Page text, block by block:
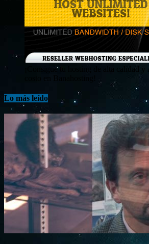
¡Consigue tu hosting de alta calidad y
Lo más leído